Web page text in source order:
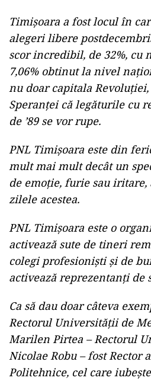
Timișoara a fost locul în
alegeri libere
scor incredibil, de 32%, cu
7,06% obtinut la nivel
nu doar capitala
Speranței că legăturile cu
de ’89 se vor rupe.
PNL Timișoara este din
mult mai mult decât un
de emoție, furie sau iritare,
zilele acestea.
PNL Timișoara este o
activează sute de tineri
colegi profesioniști și de
activează reprezentanți de
Ca să dau doar câteva
Rectorul Universității de
Marilen Pirtea – Rectorul
Nicolae Robu – fost Rector
Politehnice, cel care